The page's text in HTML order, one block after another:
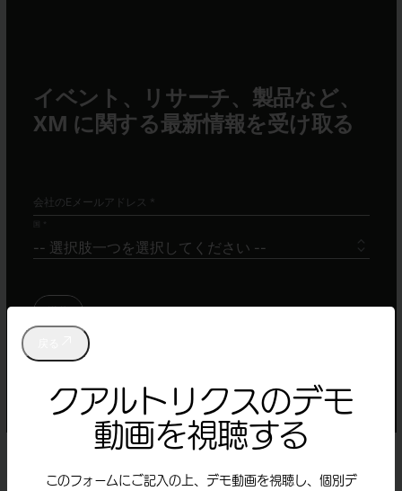
クアルトリクスのデモ
動画を視聴する
このフォームにご記入の上、デモ動画を視聴し、 個別デ